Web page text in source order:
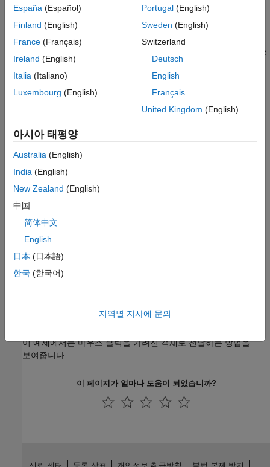
대한 응답을 프로그래밍합니다.
마우스 클릭 캡처
객체가 마우스 클릭에 응답할지 여부와 응답하는 방식을 결정하는
두 가지 속성PickableParts HitTest가 있습니다.
버튼 누름 콜백 함수
클릭하면 버튼 누름 콜백이 실행됩니다.
상황별 메뉴 정의하기
이 예제에서는 그래픽스 객체와 상호 작용할 수 있는 옵션을
보여줍니다.
객체 생성 콜백 정의하기
객체 삭제 콜백 정의하기
이 예제에서는 객체 삭제 콜백을 정의하는 방법을 보여줍니다.
마우스 클릭을 그룹의 부모 객체로 전달하기
이 예제에서는 마우스 클릭을 가려진 객체로 전달하는 방법을
보여줍니다.
이 페이지가 얼마나 도움이 되었습니까?
España (Español)
Finland (English)
France (Français)
Ireland (English)
Italia (Italiano)
Luxembourg (English)
Portugal(English)
Sweden (English)
Switzerland
Deutsch
English
Français
United Kingdom (English)
아시아 태평양
Australia (English)
India (English)
New Zealand (English)
中国
简体中文
English
日本 (日本語)
한국 (한국어)
지역별 지사에 문의